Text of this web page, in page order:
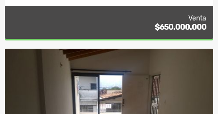
Venta
$650.000.000